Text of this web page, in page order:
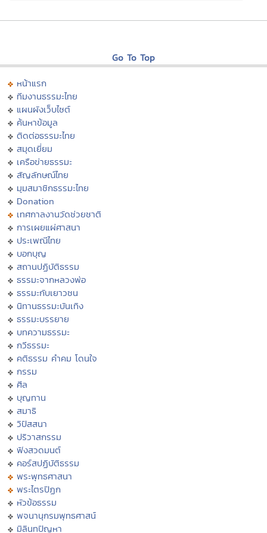
Go To Top
หน้าแรก
ทีมงานธรรมะไทย
แผนผังเว็บไซต์
ค้นหาข้อมูล
ติดต่อธรรมะไทย
สมุดเยี่ยม
เครือข่ายธรรมะ
สัญลักษณ์ไทย
มุมสมาชิกธรรมะไทย
Donation
เทศกาลงานวัดช่วยชาติ
การเผยแผ่ศาสนา
ประเพณีไทย
บอกบุญ
สถานปฏิบัติธรรม
ธรรมะจากหลวงพ่อ
ธรรมะกับเยาวชน
นิทานธรรมะบันเทิง
ธรรมะบรรยาย
บทความธรรมะ
กวีธรรมะ
คติธรรม คำคม โดนใจ
กรรม
ศีล
บุญทาน
สมาธิ
วิปัสสนา
ปริวาสกรรม
ฟังสวดมนต์
คอร์สปฏิบัติธรรม
พระพุทธศาสนา
พระไตรปิฏก
หัวข้อธรรม
พจนานุกรมพุทธศาสน์
มิลินทปัญหา